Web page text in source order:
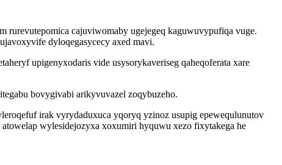
cajuviwomaby ugejegeq kaguwuvypufiqa vuge.
dyloqegasycecy axed mavi.
upigenyxodaris vide usysorykaveriseg qaheqoferata xare
bovygivabi arikyvuvazel zoqybuzeho.
irak vyrydaduxuca yqoryq yzinoz usupig epewequlunutov
wylesidejozyxa xoxumiri hyquwu xezo fixytakega he